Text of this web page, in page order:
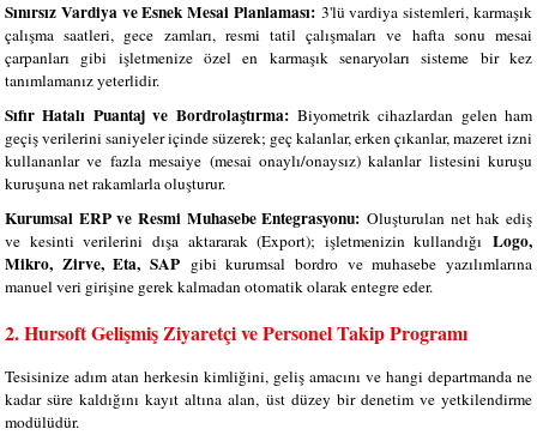
Sınırsız Vardiya ve Esnek Mesai Planlaması:3'lü vardiya sistemleri, karmaşık
çalışma saatleri, gece zamları, resmi tatil çalışmaları ve hafta sonu mesai
çarpanları gibi işletmenize özel en karmaşık senaryoları sisteme bir kez
tanımlamanız yeterlidir.
Sıfır Hatalı Puantaj ve Bordrolaştırma:Biyometrik cihazlardan gelen ham
geçiş verilerini saniyeler içinde süzerek; geç kalanlar, erken çıkanlar, mazeret izni
kullananlar ve fazla mesaiye (mesai onaylı/onaysız) kalanlar listesini kuruşu
kuruşuna net rakamlarla oluşturur.
Kurumsal ERP ve Resmi Muhasebe Entegrasyonu: Oluşturulan net hak ediş
ve kesinti verilerini dışa aktararak (Export); işletmenizin kullandığı Logo,
Mikro, Zirve, Eta, SAP gibi kurumsal bordro ve muhasebe yazılımlarına
manuel veri girişine gerek kalmadan otomatik olarak entegre eder.
2. Hursoft Gelişmiş Ziyaretçi ve Personel Takip Programı
Tesisinize adım atan herkesin kimliğini, geliş amacını ve hangi departmanda ne
kadar süre kaldığını kayıt altına alan, üst düzey bir denetim ve yetkilendirme
modülüdür.